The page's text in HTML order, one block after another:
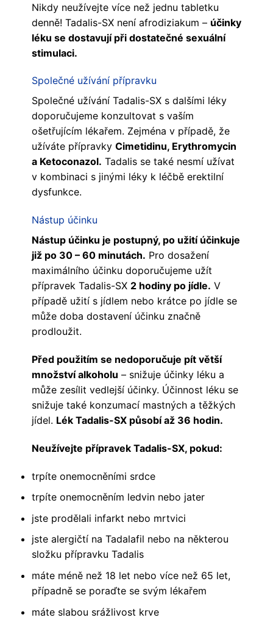
Nikdy neužívejte více než jednu tabletku
denně! Tadalis-SX není afrodiziakum – účinky
léku se dostavují při dostatečné sexuální
stimulaci.
Společné užívání přípravku
Společné užívání Tadalis-SX s dalšími léky
doporučujeme konzultovat s vaším
ošetřujícím lékařem. Zejména v případě, že
užíváte přípravky Cimetidinu, Erythromycin
a Ketoconazol. Tadalis se také nesmí užívat
v kombinaci s jinými léky k léčbě erektilní
dysfunkce.
Nástup účinku
Nástup účinku je postupný, po užití účinkuje
již po 30 – 60 minutách. Pro dosažení
maximálního účinku doporučujeme užít
přípravek Tadalis-SX 2 hodiny po jídle. V
případě užití s jídlem nebo krátce po jídle se
může doba dostavení účinku značně
prodloužit.
Před použitím se nedoporučuje pít větší
množství alkoholu – snižuje účinky léku a
může zesílit vedlejší účinky. Účinnost léku se
snižuje také konzumací mastných a těžkých
jídel. Lék Tadalis-SX působí až 36 hodin.
Neužívejte přípravek Tadalis-SX, pokud:
trpíte onemocněními srdce
trpíte onemocněním ledvin nebo jater
jste prodělali infarkt nebo mrtvici
jste alergičtí na Tadalafil nebo na některou
složku přípravku Tadalis
máte méně než 18 let nebo více než 65 let,
případně se poraďte se svým lékařem
máte slabou srážlivost krve